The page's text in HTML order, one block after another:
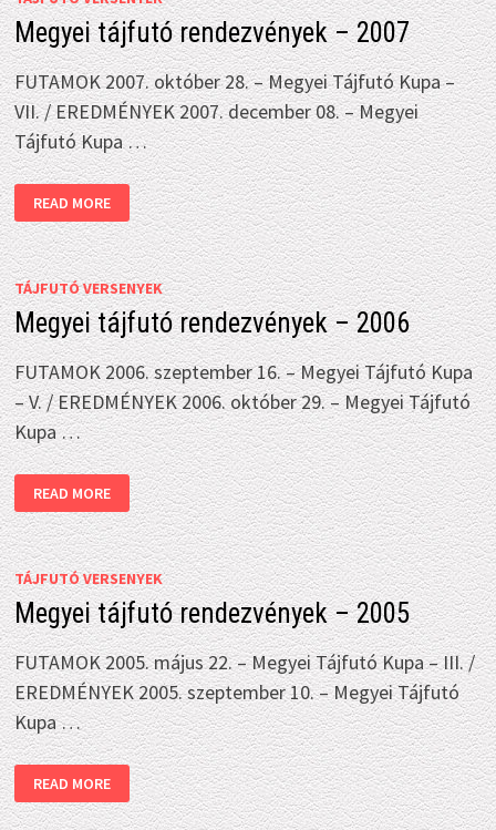
Megyei tájfutó rendezvények – 2007
FUTAMOK 2007. október 28. – Megyei Tájfutó Kupa –
VII. / EREDMÉNYEK 2007. december 08. – Megyei
Tájfutó Kupa …
TÁJFUTÓ
RENDEZVÉNYEK
–
2007
READ MORE
TÁJFUTÓ VERSENYEK
Megyei tájfutó rendezvények – 2006
FUTAMOK 2006. szeptember 16. – Megyei Tájfutó Kupa
– V. / EREDMÉNYEK 2006. október 29. – Megyei Tájfutó
Kupa …
TÁJFUTÓ
RENDEZVÉNYEK
–
2006
READ MORE
TÁJFUTÓ VERSENYEK
Megyei tájfutó rendezvények – 2005
FUTAMOK 2005. május 22. – Megyei Tájfutó Kupa – III. /
EREDMÉNYEK 2005. szeptember 10. – Megyei Tájfutó
Kupa …
TÁJFUTÓ
RENDEZVÉNYEK
–
READ MORE